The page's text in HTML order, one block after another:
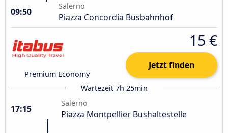
09:50
Salerno
Piazza Concordia Busbahnhof
Premium Economy
15 €
Jetzt finden
Wartezeit 7h 25min
17:15
Salerno
Piazza Montpellier Bushaltestelle